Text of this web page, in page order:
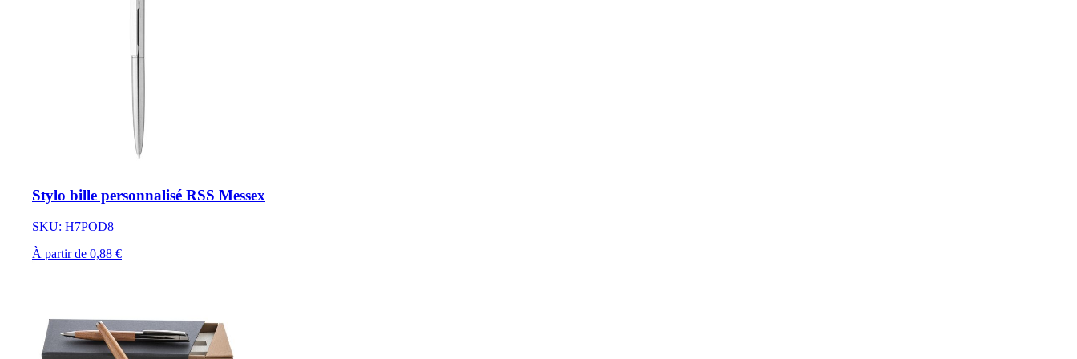
Stylo bille personnalisé RSS Messex
SKU: H7POD8
À partir de 0,88 €